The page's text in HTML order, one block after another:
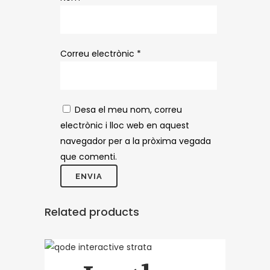
Correu electrònic *
Desa el meu nom, correu
electrònic i lloc web en aquest
navegador per a la pròxima vegada
que comenti.
Related products